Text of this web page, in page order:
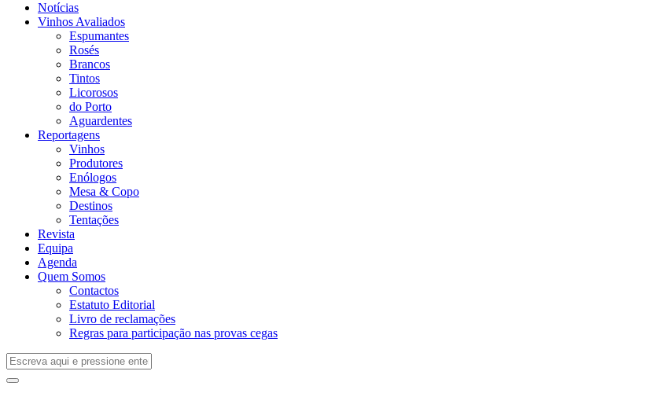
Notícias
Vinhos Avaliados
Espumantes
Rosés
Brancos
Tintos
Licorosos
do Porto
Aguardentes
Reportagens
Vinhos
Produtores
Enólogos
Mesa & Copo
Destinos
Tentações
Revista
Equipa
Agenda
Quem Somos
Contactos
Estatuto Editorial
Livro de reclamações
Regras para participação nas provas cegas